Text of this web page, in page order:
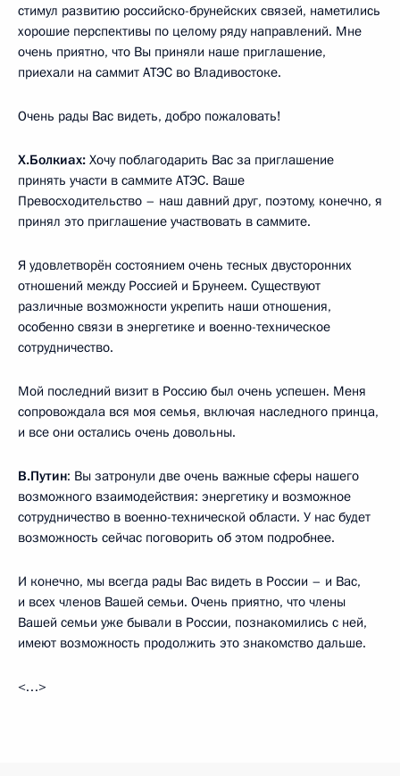
стимул развитию российско-брунейских связей, наметились
хорошие перспективы по целому ряду направлений. Мне
очень приятно, что Вы приняли наше приглашение,
приехали на саммит АТЭС во Владивостоке.
Очень рады Вас видеть, добро пожаловать!
Х.Болкиах: Хочу поблагодарить Вас за приглашение
принять участи в саммите АТЭС. Ваше
Превосходительство – наш давний друг, поэтому, конечно, я
принял это приглашение участвовать в саммите.
Я удовлетворён состоянием очень тесных двусторонних
отношений между Россией и Брунеем. Существуют
различные возможности укрепить наши отношения,
особенно связи в энергетике и военно-техническое
сотрудничество.
Мой последний визит в Россию был очень успешен. Меня
сопровождала вся моя семья, включая наследного принца,
и все они остались очень довольны.
В.Путин: Вы затронули две очень важные сферы нашего
возможного взаимодействия: энергетику и возможное
сотрудничество в военно-технической области. У нас будет
возможность сейчас поговорить об этом подробнее.
И конечно, мы всегда рады Вас видеть в России – и Вас,
и всех членов Вашей семьи. Очень приятно, что члены
Вашей семьи уже бывали в России, познакомились с ней,
имеют возможность продолжить это знакомство дальше.
<…>